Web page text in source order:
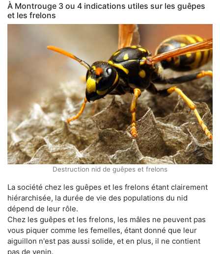
À Montrouge 3 ou 4 indications utiles sur les guêpes
et les frelons
Destruction nid de guêpes et frelons
La société chez les guêpes et les frelons étant clairement
hiérarchisée, la durée de vie des populations du nid
dépend de leur rôle.
Chez les guêpes et les frelons, les mâles ne peuvent pas
vous piquer comme les femelles, étant donné que leur
aiguillon n'est pas aussi solide, et en plus, il ne contient
pas de venin.